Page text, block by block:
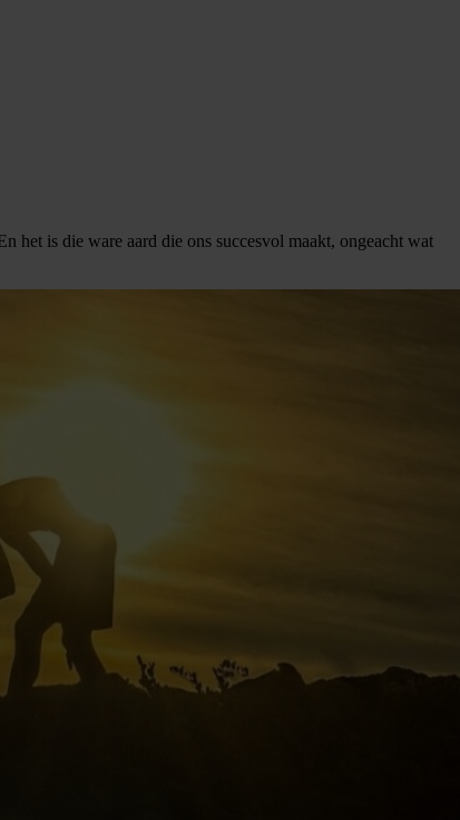
het is die ware aard die ons succesvol maakt, ongeacht wat